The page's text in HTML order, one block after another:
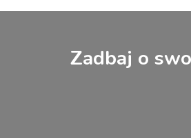
Zadbaj o